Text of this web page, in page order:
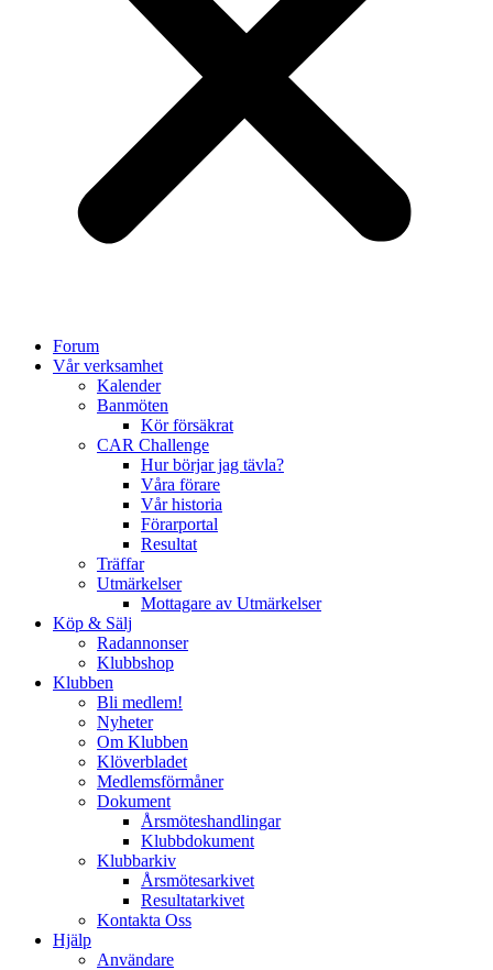
Forum
Vår verksamhet
Kalender
Banmöten
Kör försäkrat
CAR Challenge
Hur börjar jag tävla?
Våra förare
Vår historia
Förarportal
Resultat
Träffar
Utmärkelser
Mottagare av Utmärkelser
Köp & Sälj
Radannonser
Klubbshop
Klubben
Bli medlem!
Nyheter
Om Klubben
Klöverbladet
Medlemsförmåner
Dokument
Årsmöteshandlingar
Klubbdokument
Klubbarkiv
Årsmötesarkivet
Resultatarkivet
Kontakta Oss
Hjälp
Användare